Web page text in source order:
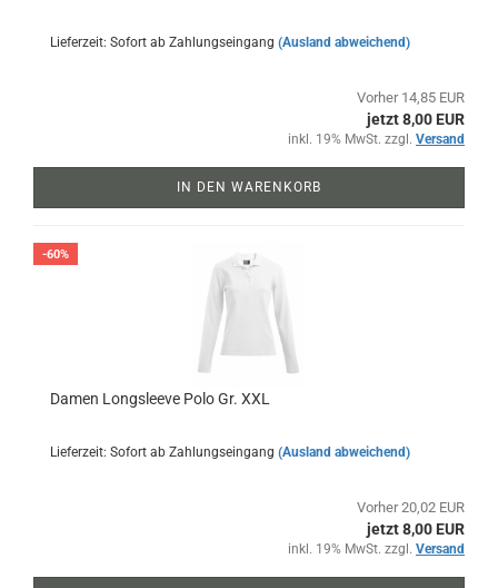
Lieferzeit: Sofort ab Zahlungseingang (Ausland abweichend)
Vorher 14,85 EUR
jetzt 8,00 EUR
inkl. 19% MwSt. zzgl. Versand
IN DEN WARENKORB
-60%
Damen Longsleeve Polo Gr. XXL
Lieferzeit: Sofort ab Zahlungseingang (Ausland abweichend)
Vorher 20,02 EUR
jetzt 8,00 EUR
inkl. 19% MwSt. zzgl. Versand